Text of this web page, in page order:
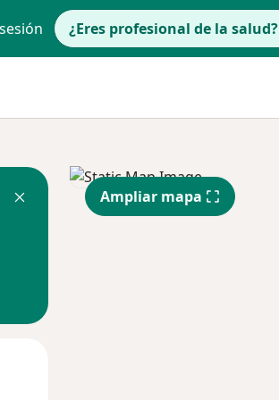
¿Eres profesional de la salud?
Ampliar mapa